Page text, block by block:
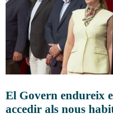
El Govern endureix
accedir als nous